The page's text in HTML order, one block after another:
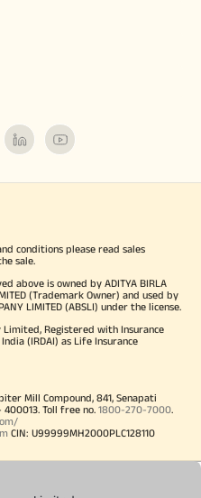
conditions please read sales
sale.
above is owned by ADITYA BIRLA
(Trademark Owner) and used by
LIMITED (ABSLI) under the license.
Limited, Registered with Insurance
(IRDAI) as Life Insurance
Mill Compound, 841, Senapati
Toll free no. 1800-270-7000.
CIN: U99999MH2000PLC128110